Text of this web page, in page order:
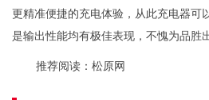
更精准便捷的充电体验，从此充电器可
是输出性能均有极佳表现，不愧为品胜
推荐阅读： 松原网